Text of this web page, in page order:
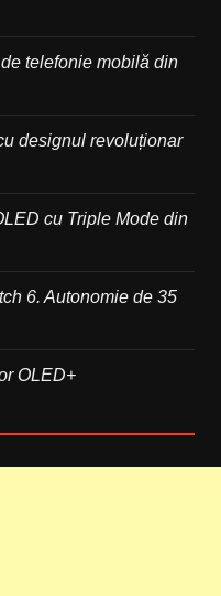
telefonie mobilă din
designul revoluționar
cu Triple Mode din
6. Autonomie de 35
OLED+